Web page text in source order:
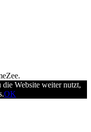
Website weiter nutzt,
OK